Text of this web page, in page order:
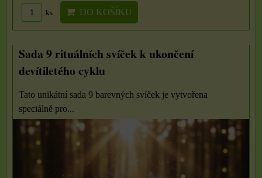
ks DO KOŠÍKU
Sada 9 rituálních svíček k ukončení
devítiletého cyklu
Tato unikátní sada 9 barevných svíček je vytvořena
speciálně pro...